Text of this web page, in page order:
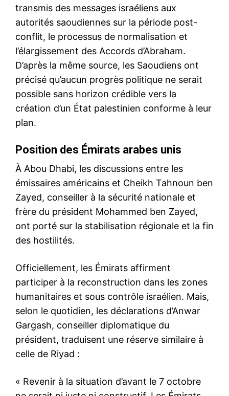
transmis des messages israéliens aux
autorités saoudiennes sur la période post-
conflit, le processus de normalisation et
l’élargissement des Accords d’Abraham.
D’après la même source, les Saoudiens ont
précisé qu’aucun progrès politique ne serait
possible sans horizon crédible vers la
création d’un État palestinien conforme à leur
plan.
Position des Émirats arabes unis
À Abou Dhabi, les discussions entre les
émissaires américains et Cheikh Tahnoun ben
Zayed, conseiller à la sécurité nationale et
frère du président Mohammed ben Zayed,
ont porté sur la stabilisation régionale et la fin
des hostilités.
Officiellement, les Émirats affirment
participer à la reconstruction dans les zones
humanitaires et sous contrôle israélien. Mais,
selon le quotidien, les déclarations d’Anwar
Gargash, conseiller diplomatique du
président, traduisent une réserve similaire à
celle de Riyad :
« Revenir à la situation d’avant le 7 octobre